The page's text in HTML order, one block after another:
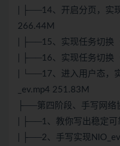
| ├──14、开启分页，实
266.44M
| ├──15、实现任务切换
| ├──16、实现任务切换
| └──17、进入用户态，
_ev.mp4 251.83M
├──第四阶段、手写网络
| ├──1、教你写出稳定
| ├──2、手写实现